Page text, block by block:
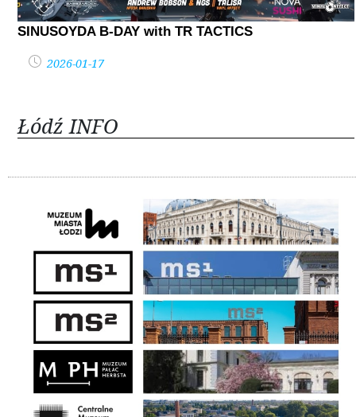
SINUSOYDA B-DAY with TR TACTICS
2026-01-17
Łódź INFO